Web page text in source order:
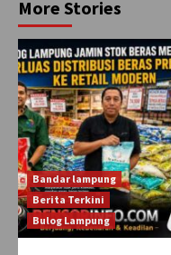
More Stories
Bandar lampung
Berita Terkini
Bulog Lampung